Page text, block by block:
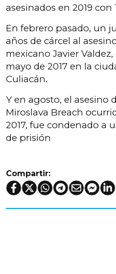
asesinados en 2019 con
En febrero pasado, un
años de cárcel al
mexicano Javier
mayo de 2017 en la
Culiacán.
Y en agosto, el asesino
Miroslava Breach
2017, fue condenado a
de prisión
Compartir: